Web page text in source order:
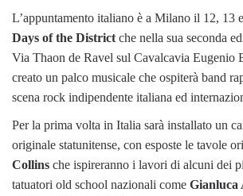
L’appuntamento italiano è a Milano il 12, 13
Days of the District che nella sua seconda
Via Thaon de Ravel sul Cavalcavia Eugenio
creato un palco musicale che ospiterà band
scena rock indipendente italiana ed
Per la prima volta in Italia sarà installato un
originale statunitense, con esposte le tavole
Collins che ispireranno i lavori di alcuni dei
tatuatori old school nazionali come Gianluca